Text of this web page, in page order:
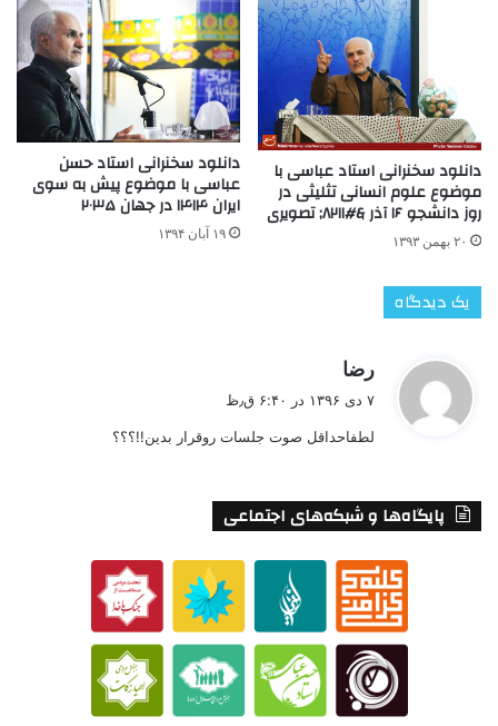
دانلود سخنرانی استاد عباسی با
موضوع علوم انسانی تثلیثی در
روز دانشجو ۱۶ آذر &#۸۲۱۱; تصویری
۲۰ بهمن ۱۳۹۳
دانلود سخنرانی استاد حسن
عباسی با موضوع پیش به سوی
ایران ۱۴۱۴ در جهان ۲۰۳۵
۱۹ آبان ۱۳۹۴
یک دیدگاه
رضا
:
۷ دی ۱۳۹۶ در ۶:۴۰ ق٫ظ
لطفاحداقل صوت جلسات روقرار بدین!!؟؟؟
پایگاه‌ها و شبکه‌های اجتماعی